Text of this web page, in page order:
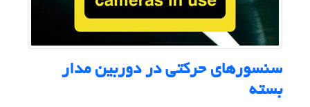
سنسورهای حرکتی در دوربین مدار
بسته